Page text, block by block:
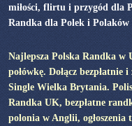
miłości, flirtu i przygód dla
Randka dla Polek i
Najlepsza Polska Randka w
połówkę. Dołącz
Single Wielka Brytania.
Randka UK, bezpłatne
polonia w Anglii,